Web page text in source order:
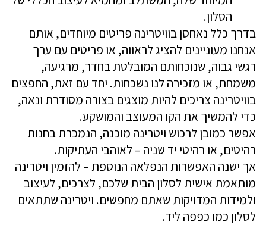
הסלון.
בדרך כלל נאחסן בוויטרינה פריטים מיוחדים, אותם
אנחנו מעוניינים להציג לראווה, או פריטים עם ערך
רגשי גבוה, שנוכחותם המובלטת בחדר, מרגיעה,
משמחת, או מזכירה לנו נשכחות. יחד עם זאת, החפצים
בוויטרינה צריכים להיות מוצגים בצורה מסודרת ונאה,
כדי להמשיך את הקו המעוצב והמושקע.
אפשר כמובן לרכוש ויטרינה מוכנה, הנמכרת בחנות
רהיטים, או רהיטי יד שניה – לאוהבי העתיקות.
אך ישנה האפשרות הנפלאה הנוספת – להזמין ויטרינה
מותאמת אישית לסלון הבית שלכם, לצרכים, לעיצוב
ולמידות המדויקות שאתם מחפשים. ויטרינה שתתאים
לסלון כמו כפפה ליד.